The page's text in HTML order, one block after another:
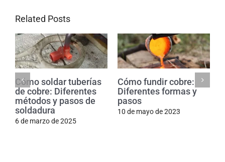
Related Posts
Cómo soldar tuberías
de cobre: Diferentes
métodos y pasos de
soldadura
6 de marzo de 2025
Cómo fundir cobre:
Diferentes formas y
pasos
10 de mayo de 2023